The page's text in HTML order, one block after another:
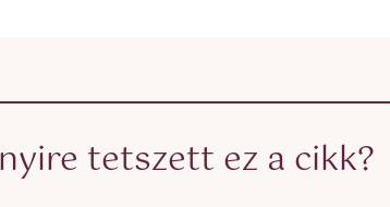
tetszett ez a cikk?